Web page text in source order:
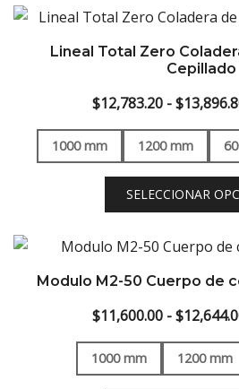
Lineal Total Zero
Cepillado
$12,783.20 - $
1000 mm 1200 mm
SELECCIONAR
Modulo M2-50 Cuerpo de
$11,600.00 - $
1000 mm 1200 mm